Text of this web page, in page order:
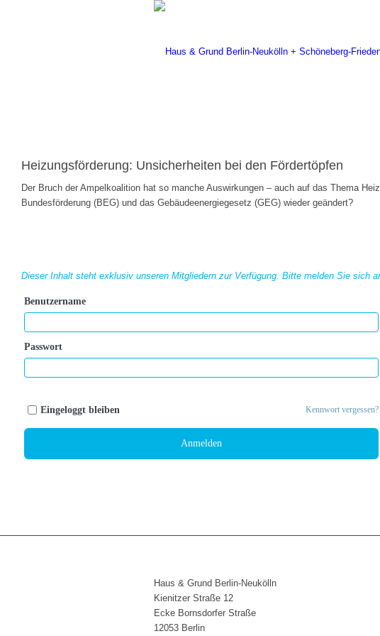
Heizungsförderung: Unsicherheiten bei den Fördertöpfen
Der Bruch der Ampelkoalition hat so manche Auswirkungen – auch auf das Thema
Bundesförderung (BEG) und das Gebäudeenergiegesetz (GEG) wieder geändert?
Dieser Inhalt steht exklusiv unseren Mitgliedern zur Verfügung. Bitte melden Sie sich
Benutzername
Passwort
Eingeloggt bleiben Kennwort vergessen?
Anmelden
Haus & Grund Berlin-Neukölln
Kienitzer Straße 12
Ecke Bornsdorfer Straße
12053 Berlin